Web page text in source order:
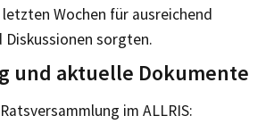
Wochen für ausreichend
Diskussionen sorgten.
und aktuelle Dokumente
im ALLRIS: